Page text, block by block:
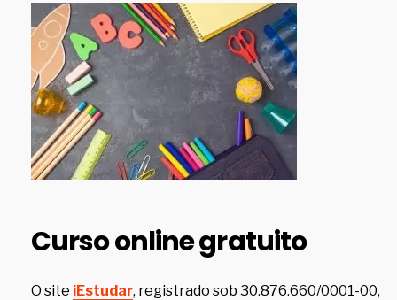
Curso online gratuito
O site iEstudar, registrado sob 30.876.660/0001-00,